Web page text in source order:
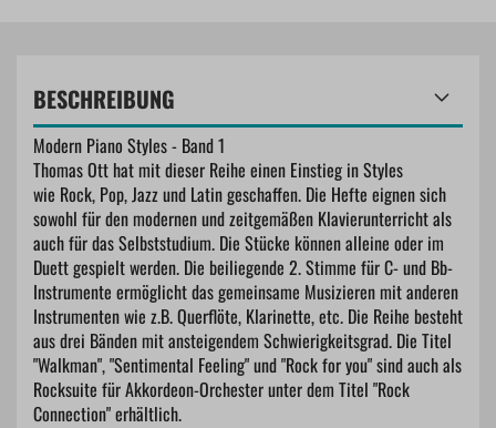
BESCHREIBUNG
Modern Piano Styles - Band 1
Thomas Ott hat mit dieser Reihe einen Einstieg in Styles
wie Rock, Pop, Jazz und Latin geschaffen. Die Hefte eignen sich
sowohl für den modernen und zeitgemäßen Klavierunterricht als
auch für das Selbststudium. Die Stücke können alleine oder im
Duett gespielt werden. Die beiliegende 2. Stimme für C- und Bb-
Instrumente ermöglicht das gemeinsame Musizieren mit anderen
Instrumenten wie z.B. Querflöte, Klarinette, etc. Die Reihe besteht
aus drei Bänden mit ansteigendem Schwierigkeitsgrad. Die Titel
"Walkman", "Sentimental Feeling" und "Rock for you" sind auch als
Rocksuite für Akkordeon-Orchester unter dem Titel "Rock
Connection" erhältlich.